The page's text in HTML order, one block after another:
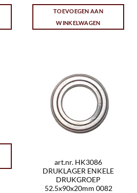
TOEVOEGEN AAN
WINKELWAGEN
art.nr. HK3086
DRUKLAGER ENKELE
DRUKGROEP
52.5x90x20mm 0082